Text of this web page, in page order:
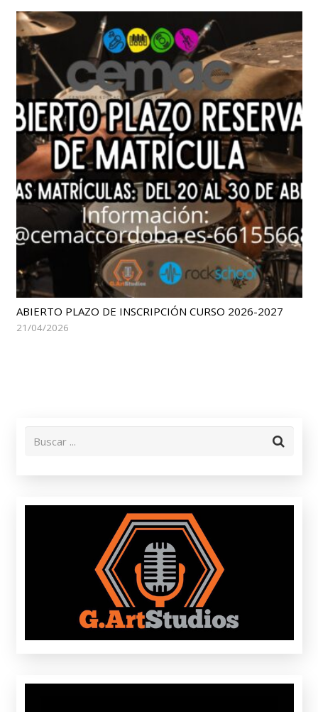
ABIERTO PLAZO DE INSCRIPCIÓN CURSO 2026-2027
21/04/2026